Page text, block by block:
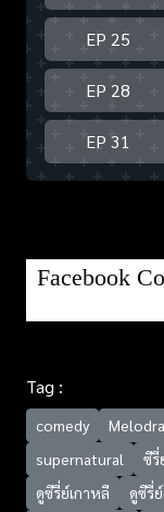
EP 25
EP 28
EP 31
Facebook
Tag :
comedy
supernatural
ซีรี่
ดูซีรี่ย์เกาหลี
ดูซีรี่